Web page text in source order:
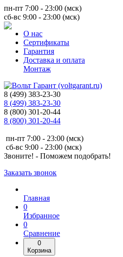
пн-пт 7:00 - 23:00 (мск)
сб-вс 9:00 - 23:00 (мск)
О нас
Сертификаты
Гарантия
Доставка и оплата
Монтаж
8 (499) 383-23-30
8 (499) 383-23-30
8 (800) 301-20-44
8 (800) 301-20-44
пн-пт 7:00 - 23:00 (мск)
сб-вс 9:00 - 23:00 (мск)
Звоните! - Поможем подобрать!
Заказать звонок
Главная
0
Избранное
0
Сравнение
0
Корзина